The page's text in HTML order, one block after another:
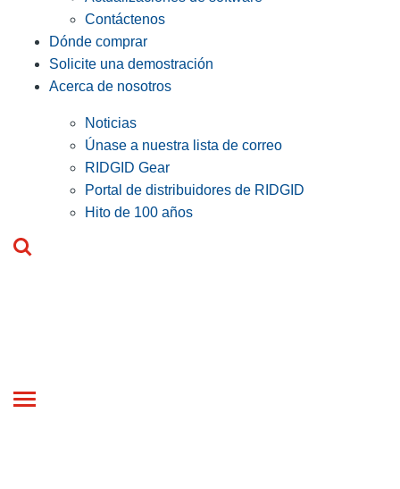
Contáctenos
Dónde comprar
Solicite una demostración
Acerca de nosotros
Noticias
Únase a nuestra lista de correo
RIDGID Gear
Portal de distribuidores de RIDGID
Hito de 100 años
Toggle